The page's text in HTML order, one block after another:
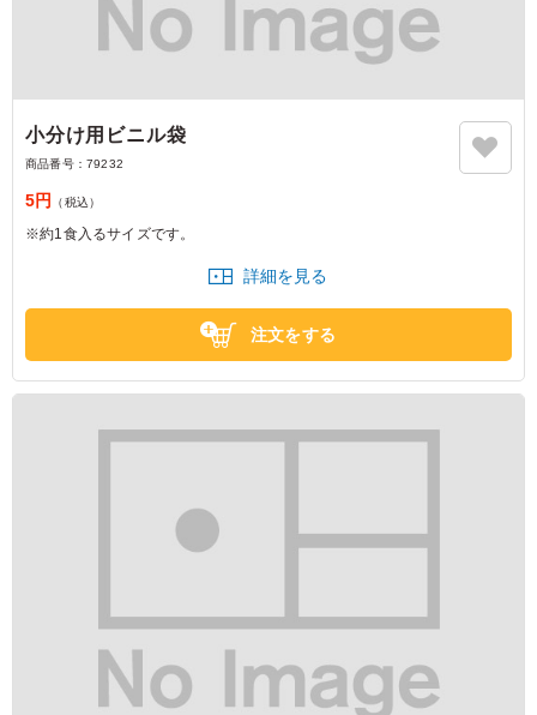
小分け用ビニル袋
商品番号： 79232
5円 （税込）
※約1食入るサイズです。
詳細を見る
注文をする